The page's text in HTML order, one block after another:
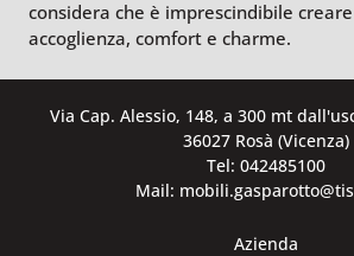
considera che è imprescindibile
accoglienza, comfort e charme.
Via Cap. Alessio, 148, a 300 mt
36027 Rosà (Vicenza)
Tel: 042485100
Mail:
Azienda